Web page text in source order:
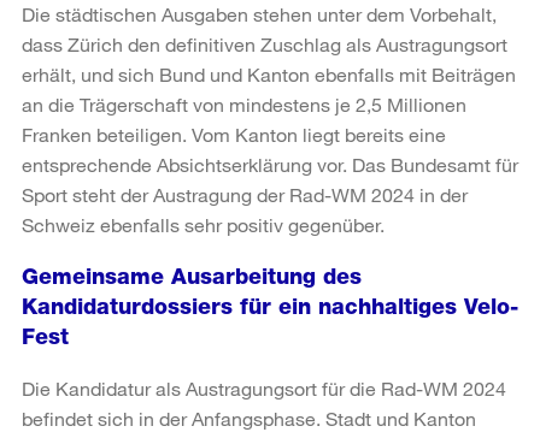
Die städtischen Ausgaben stehen unter dem Vorbehalt,
dass Zürich den definitiven Zuschlag als Austragungsort
erhält, und sich Bund und Kanton ebenfalls mit Beiträgen
an die Trägerschaft von mindestens je 2,5 Millionen
Franken beteiligen. Vom Kanton liegt bereits eine
entsprechende Absichtserklärung vor. Das Bundesamt für
Sport steht der Austragung der Rad-WM 2024 in der
Schweiz ebenfalls sehr positiv gegenüber.
Gemeinsame Ausarbeitung des
Kandidaturdossiers für ein nachhaltiges Velo-
Fest
Die Kandidatur als Austragungsort für die Rad-WM 2024
befindet sich in der Anfangsphase. Stadt und Kanton